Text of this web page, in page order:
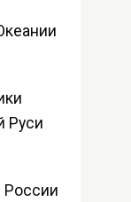
Руси